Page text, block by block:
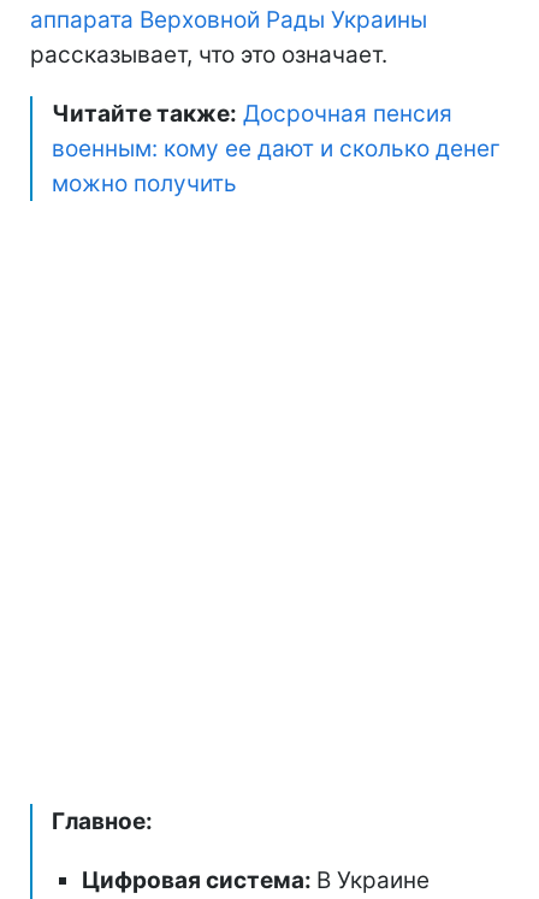
аппарата Верховной Рады Украины
рассказывает, что это означает.
Читайте также: Досрочная пенсия
военным: кому ее дают и сколько денег
можно получить
Главное:
Цифровая система: В Украине